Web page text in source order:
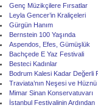
Genç Müzikçilere Fırsatlar
Leyla Gencer’in Kraliçeleri
Gürgün Hanım
Bernstein 100 Yaşında
Aspendos, Efes, Gümüşlük
Bachçede E Yaz Festivali
Besteci Kadınlar
Bodrum Kalesi Kadar Değerli
Traviata’nın Neşesi ve Hüznü
Mimar Sinan Konservatuvarı
İstanbul Festivalinin Ardından